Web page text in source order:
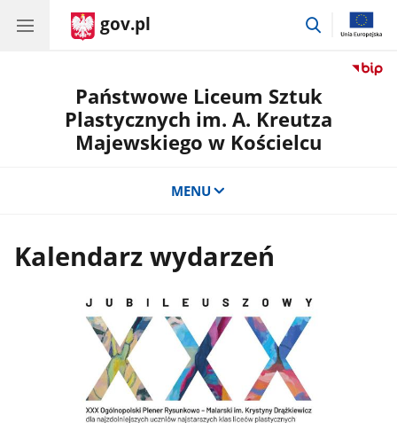
gov.pl
przejdź
Państwowe Liceum Sztuk
Plastycznych im. A. Kreutza
Majewskiego w Kościelcu
MENU
Kalendarz wydarzeń